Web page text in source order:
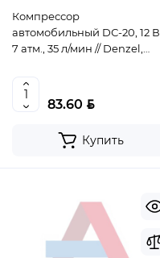
Выбор покупателей
Предзаказ
НОСИКА
BYN
Компрессор
автомобильный DС-20, 12 В,
7 атм., 35 л/мин // Denzel,
83.60 BYN
Купить